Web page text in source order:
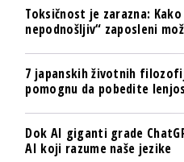
Toksičnost je zarazna:
nepodnošljiv“ zaposleni
7 japanskih životnih
pomognu da pobedite
Dok AI giganti grade
AI koji razume naše jezike